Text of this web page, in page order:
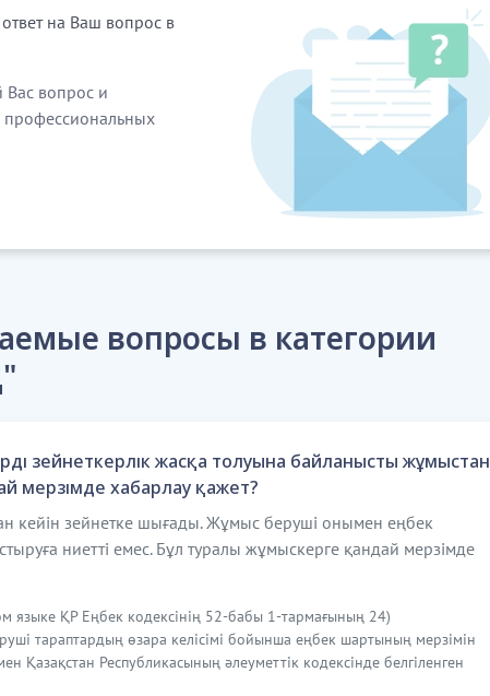
на Ваш вопрос в
Вас вопрос и
профессиональных
вопросы в категории
зейнеткерлік жасқа толуына байланысты жұмыстан
мерзімде хабарлау қажет?
кейін зейнетке шығады. Жұмыс беруші онымен еңбек
ниетті емес. Бұл туралы жұмыскерге қандай мерзімде
языке ҚР Еңбек кодексінің 52-бабы 1-тармағының 24)
тараптардың өзара келісімі бойынша еңбек шартының мерзімін
Қазақстан Республикасының әлеуметтік кодексінде белгіленген